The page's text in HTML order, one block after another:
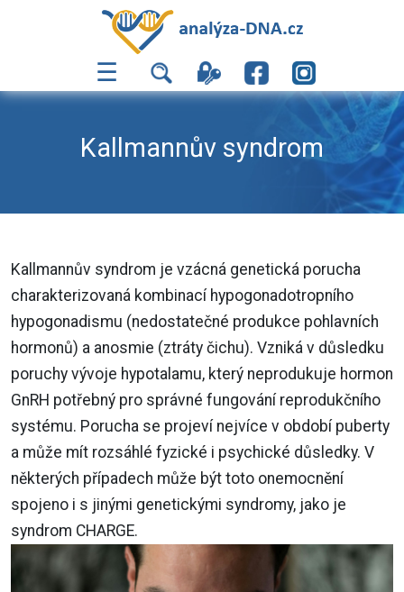
☰
Kallmannův syndrom
Kallmannův syndrom je vzácná genetická porucha
charakterizovaná kombinací hypogonadotropního
hypogonadismu (nedostatečné produkce pohlavních
hormonů) a anosmie (ztráty čichu). Vzniká v důsledku
poruchy vývoje hypotalamu, který neprodukuje hormon
GnRH potřebný pro správné fungování reprodukčního
systému. Porucha se projeví nejvíce v období puberty
a může mít rozsáhlé fyzické i psychické důsledky. V
některých případech může být toto onemocnění
spojeno i s jinými genetickými syndromy, jako je
syndrom CHARGE.